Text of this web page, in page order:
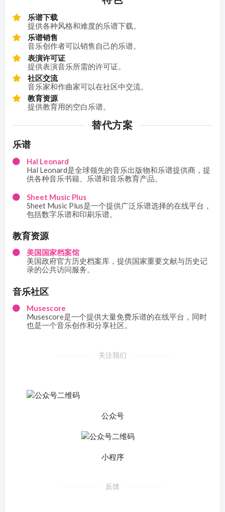
乐谱下载
提供各种风格和难度的乐谱下载。
乐谱销售
音乐创作者可以销售自己的乐谱。
表演许可证
提供表演音乐所需的许可证。
社区交流
音乐家和作曲家可以在社区中交流。
教育资源
提供教育用的空白乐谱。
替代方案
乐谱
Hal Leonard
Hal Leonard是全球领先的音乐出版物和乐谱提供商，提
供各种音乐书籍、乐谱和音乐教育产品。
Sheet Music Plus
Sheet Music Plus是一个提供广泛乐谱选择的在线平台，
包括数字乐谱和印刷乐谱。
教育资源
美国国家档案馆
美国政府官方历史档案库，提供国家重要文献与历史记
录的公共访问服务。
音乐社区
Musescore
Musescore是一个提供大量免费乐谱的在线平台，同时
也是一个音乐创作和分享社区。
关注我们
公众号
小程序
反馈